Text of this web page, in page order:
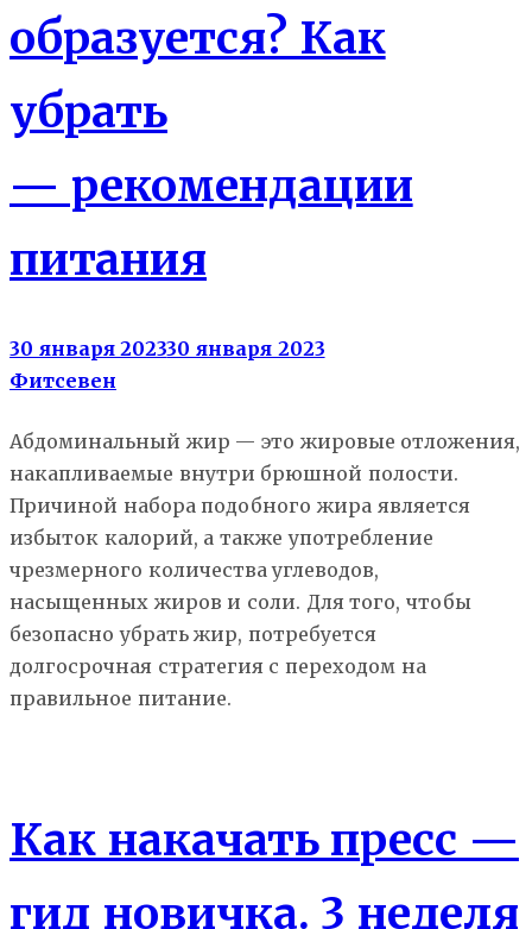
образуется? Как
убрать
— рекомендации
питания
30 января 202330 января 2023
Фитсевен
Абдоминальный жир — это жировые отложения,
накапливаемые внутри брюшной полости.
Причиной набора подобного жира является
избыток калорий, а также употребление
чрезмерного количества углеводов,
насыщенных жиров и соли. Для того, чтобы
безопасно убрать жир, потребуется
долгосрочная стратегия с переходом на
правильное питание.
Как накачать пресс —
гид новичка. 3 неделя